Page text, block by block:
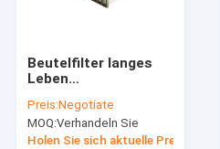
Über uns
Kontakt mit uns
Beutelfilter langes
Leben
Kleber-2.5mm Hepa
feuerbeständig
Preis:Negotiate
MOQ:Verhandeln Sie
Holen Sie sich aktuelle Preis